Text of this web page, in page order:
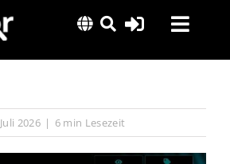
2026 | 6 min Lesezeit